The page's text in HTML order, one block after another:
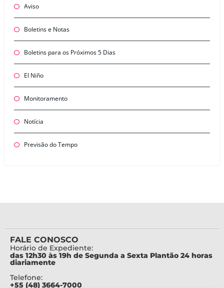
Aviso
Boletins e Notas
Boletins para os Próximos 5 Dias
El Niño
Monitoramento
Notícia
Previsão do Tempo
FALE CONOSCO
Horário de Expediente:
das 12h30 às 19h de Segunda a Sexta Plantão 24 horas
diariamente
Telefone:
+55 (48) 3664-7000